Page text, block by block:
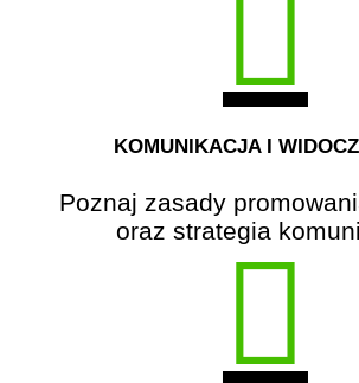
KOMUNIKACJA I
Poznaj zasady
oraz strategia